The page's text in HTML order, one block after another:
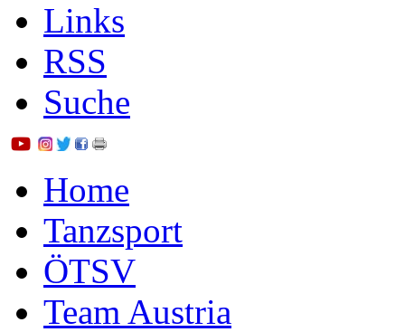
Links
RSS
Suche
Home
Tanzsport
ÖTSV
Team Austria